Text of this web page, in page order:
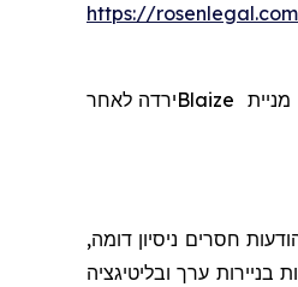
https://
מניית Blaizeירדה לאחר
חסרים ניסיון דומה,
בניירות ערך ובליטיגציה